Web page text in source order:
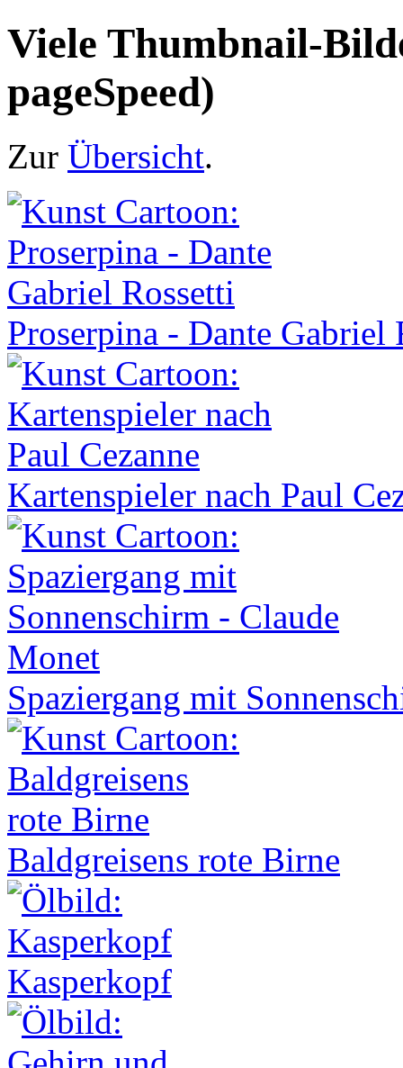
Viele Thumbnail-
pageSpeed)
Zur Übersicht.
Proserpina - Dante Gabriel
Kartenspieler nach Paul
Spaziergang mit
Baldgreisens rote Birne
Kasperkopf